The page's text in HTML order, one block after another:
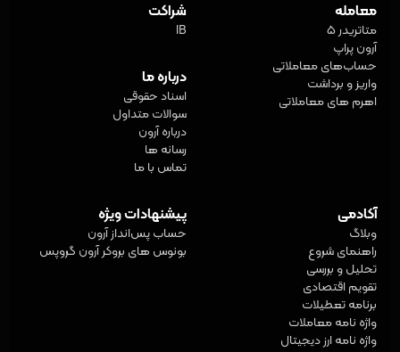
معامله
متاتریدر 5
آرون پراپ
حساب‌های معاملاتی
واریز و برداشت
اهرم های معاملاتی
شراکت
IB
درباره ما
اسناد حقوقی
سوالات متداول
درباره آرون
رسانه ها
تماس با ما
آکادمی
وبلاگ
راهنمای شروع
تحلیل و بررسی
تقویم اقتصادی
برنامه تعطیلات
واژه‌ نامه معاملات
واژه نامه ارز دیجیتال
پیشنهادات ویژه
حساب پس‌انداز آرون
بونوس های بروکر آرون گروپس